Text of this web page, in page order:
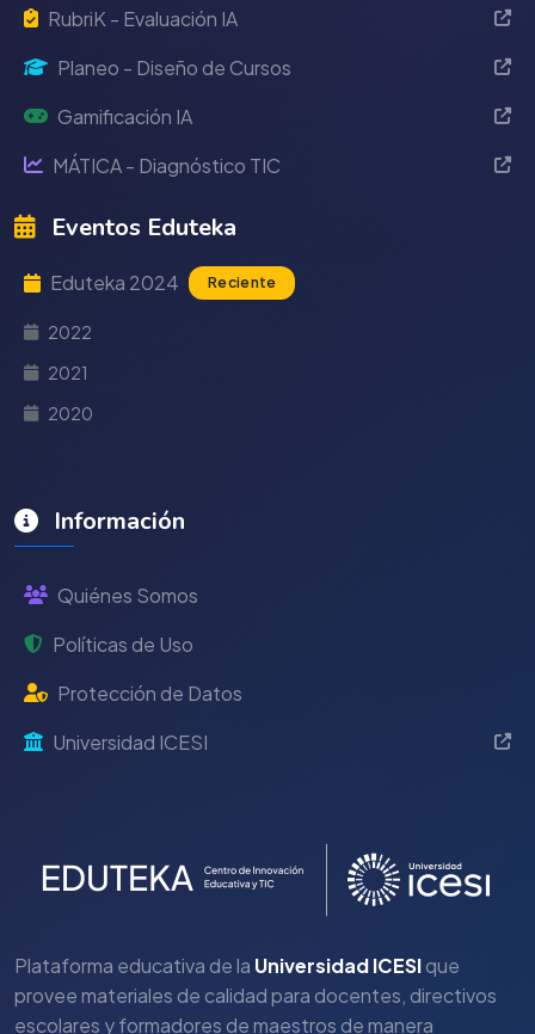
RubriK - Evaluación IA
Planeo - Diseño de Cursos
Gamificación IA
MÁTICA - Diagnóstico TIC
Eventos Eduteka
Eduteka 2024 Reciente
2022
2021
2020
Información
Quiénes Somos
Políticas de Uso
Protección de Datos
Universidad ICESI
Plataforma educativa de la Universidad ICESIque
provee materiales de calidad para docentes, directivos
escolares y formadores de maestros de manera